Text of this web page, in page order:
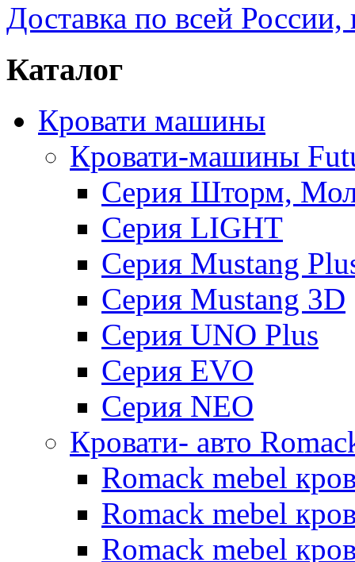
Доставка по всей России,
Каталог
Кровати машины
Кровати-машины
Серия Шторм,
Серия LIGHT
Серия Mustang
Серия Mustang 3D
Серия UNO Plus
Серия EVO
Серия NEO
Кровати- авто
Romack mebel
Romack mebel
Romack mebel